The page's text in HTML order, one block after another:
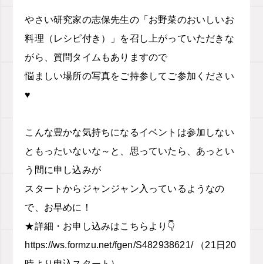
やさい研究家の志保先生の「お野菜のおいしいお
料理（レシピ付き）」を召し上がっていただきな
がら、質問タイムもありますので
悩ましい場所の写真をご持参してご参加ください
♥
こんな豊かな気持ちになるイベントは参加しない
ともったいないな～と、思っていたら、あっとい
う間に申し込みが
スタートからジャンジャン入っているようなの
で、お早めに！
★詳細・お申し込みはこちらより👇
https://ws.formzu.net/fgen/S482938621/（21日20